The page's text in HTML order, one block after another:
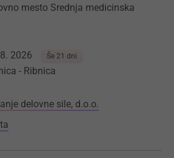
mesto Srednja medicinska
2026 Še 21 dni
- Ribnica
delovne sile, d.o.o.